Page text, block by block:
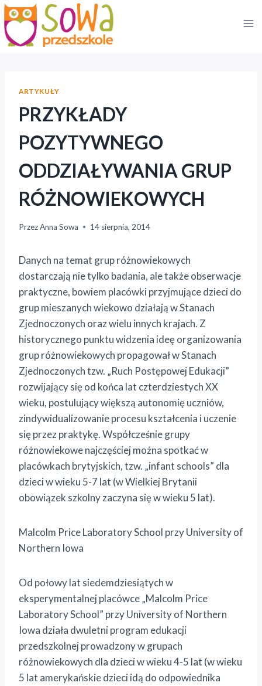
Przejdź
do
treści
ARTYKUŁY
PRZYKŁADY
POZYTYWNEGO
ODDZIAŁYWANIA GRUP
RÓŻNOWIEKOWYCH
PrzezAnna Sowa 14 sierpnia, 2014
Danych na temat grup różnowiekowych
dostarczają nie tylko badania, ale także obserwacje
praktyczne, bowiem placówki przyjmujące dzieci do
grup mieszanych wiekowo działają w Stanach
Zjednoczonych oraz wielu innych krajach. Z
historycznego punktu widzenia ideę organizowania
grup różnowiekowych propagował w Stanach
Zjednoczonych tzw. „Ruch Postępowej Edukacji”
rozwijający się od końca lat czterdziestych XX
wieku, postulujący większą autonomię uczniów,
zindywidualizowanie procesu kształcenia i uczenie
się przez praktykę. Współcześnie grupy
różnowiekowe najczęściej można spotkać w
placówkach brytyjskich, tzw. „infant schools” dla
dzieci w wieku 5-7 lat (w Wielkiej Brytanii
obowiązek szkolny zaczyna się w wieku 5 lat).
Malcolm Price Laboratory School przy University of
Northern Iowa
Od połowy lat siedemdziesiątych w
eksperymentalnej placówce „Malcolm Price
Laboratory School” przy University of Northern
Iowa działa dwuletni program edukacji
przedszkolnej prowadzony w grupach
różnowiekowych dla dzieci w wieku 4-5 lat (w wieku
5 lat amerykańskie dzieci idą do odpowiednika